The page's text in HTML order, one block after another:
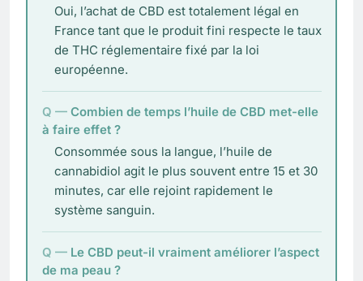
Oui, l’achat de CBD est totalement légal en
France tant que le produit fini respecte le taux
de THC réglementaire fixé par la loi
européenne.
Combien de temps l’huile de CBD met-elle
à faire effet ?
Consommée sous la langue, l’huile de
cannabidiol agit le plus souvent entre 15 et 30
minutes, car elle rejoint rapidement le
système sanguin.
Le CBD peut-il vraiment améliorer l’aspect
de ma peau ?